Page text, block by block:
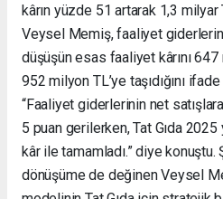
kârın yüzde 51 artarak 1,3
Veysel Memiş, faaliyet
düşüşün esas faaliyet kârını 647
952 milyon TL’ye taşıdığını
“Faaliyet giderlerinin net
5 puan gerilerken, Tat Gıda 2025
kâr ile tamamladı.” diye
dönüşüme de değinen Veysel